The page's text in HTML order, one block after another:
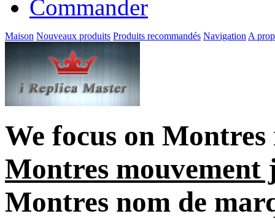
Commander
Maison Nouveaux produits Produits recommandés Navigation A
We focus on Montres
Montres mouvement
Montres nom de